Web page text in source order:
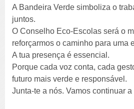
A Bandeira Verde simboliza o
juntos.
O Conselho Eco-Escolas será o
reforçarmos o caminho para uma
A tua presença é essencial.
Porque cada voz conta, cada
futuro mais verde e responsável.
Junta-te a nós. Vamos continuar